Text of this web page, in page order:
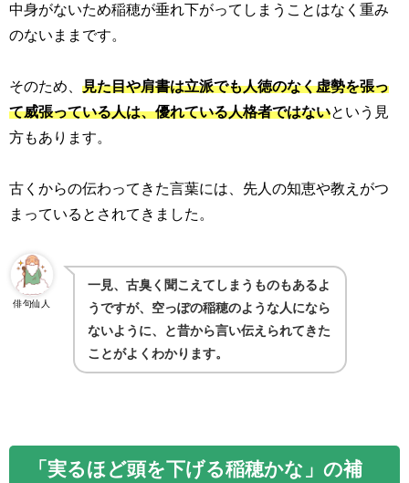
中身がないため稲穂が垂れ下がってしまうことはなく重み
のないままです。
そのため、 見た目や肩書は立派でも人徳のなく虚勢を張っ
て威張っている人は、優れている人格者ではないという見
方もあります。
古くからの伝わってきた言葉には、先人の知恵や教えがつ
まっているとされてきました。
俳句仙人
一見、古臭く聞こえてしまうものもあるよ
うですが、空っぽの稲穂のような人になら
ないように、と昔から言い伝えられてきた
ことがよくわかります。
「実るほど頭を下げる稲穂かな」の補